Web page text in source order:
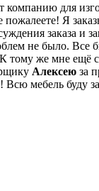
компанию для
Я
заказа и
не было. Все
тому же мне ещё
Алексею за
Всю мебель буду